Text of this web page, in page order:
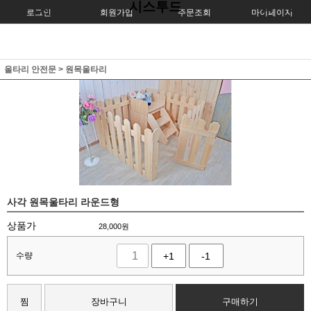
로그인 회원가입 주문조회 마이페이지
시스투드
울타리 안전문 > 원목울타리
사각 원목울타리 라운드형
상품가 28,000원
수량 +1 -1
찜 장바구니 구매하기